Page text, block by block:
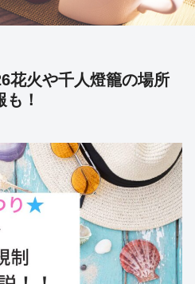
花火や千人燈籠の場所
！